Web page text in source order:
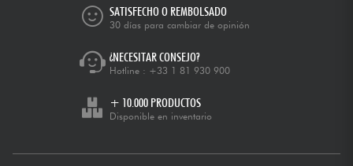
SATISFECHO O REMBOLSADO
30 días para cambiar de opinión
¿NECESITAR CONSEJO?
Hotline : +33 1 81 930 900
+ 10.000 PRODUCTOS
Disponible en inventario